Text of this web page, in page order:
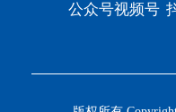
公众号视频号